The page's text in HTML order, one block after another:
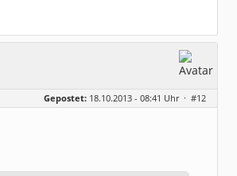
Gepostet: 18.10.2013 - 08:41 Uhr · #12